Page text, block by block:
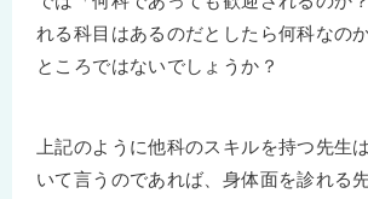
れる科目はあるのだとしたら何科なの
ところではないでしょうか？
上記のように他科のスキルを持つ先生
いて言うのであれば、身体面を診れる